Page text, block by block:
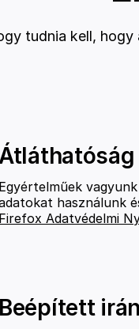
tudnia kell,
Egyértelműek
használunk
Firefox Adatvédelmi
Beépített